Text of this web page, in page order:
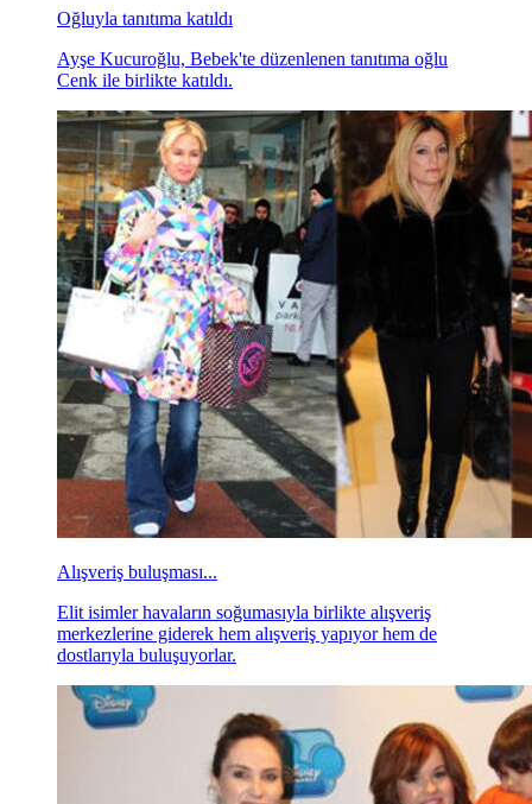
Oğluyla tanıtıma katıldı
Ayşe Kucuroğlu, Bebek'te düzenlenen tanıtıma oğlu
Cenk ile birlikte katıldı.
Alışveriş buluşması...
Elit isimler havaların soğumasıyla birlikte alışveriş
merkezlerine giderek hem alışveriş yapıyor hem de
dostlarıyla buluşuyorlar.